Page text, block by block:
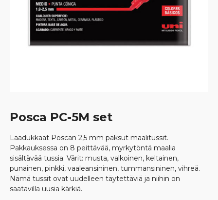
Posca PC-5M set
Laadukkaat Poscan 2,5 mm paksut maalitussit.
Pakkauksessa on 8 peittävää, myrkytöntä maalia
sisältävää tussia. Värit: musta, valkoinen, keltainen,
punainen, pinkki, vaaleansininen, tummansininen, vihreä.
Nämä tussit ovat uudelleen täytettäviä ja niihin on
saatavilla uusia kärkiä.